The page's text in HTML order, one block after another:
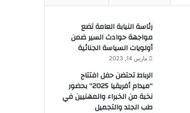
رئاسة النيابة العامة تضع
مواجهة حوادث السير ضمن
أولويات السياسة الجنائية
مارس 14, 2023
الرباط تحتضن حفل افتتاح
“ميدام أفريقيا 2025” بحضور
نخبة من الخبراء والمهنيين في
طب الجلد والتجميل